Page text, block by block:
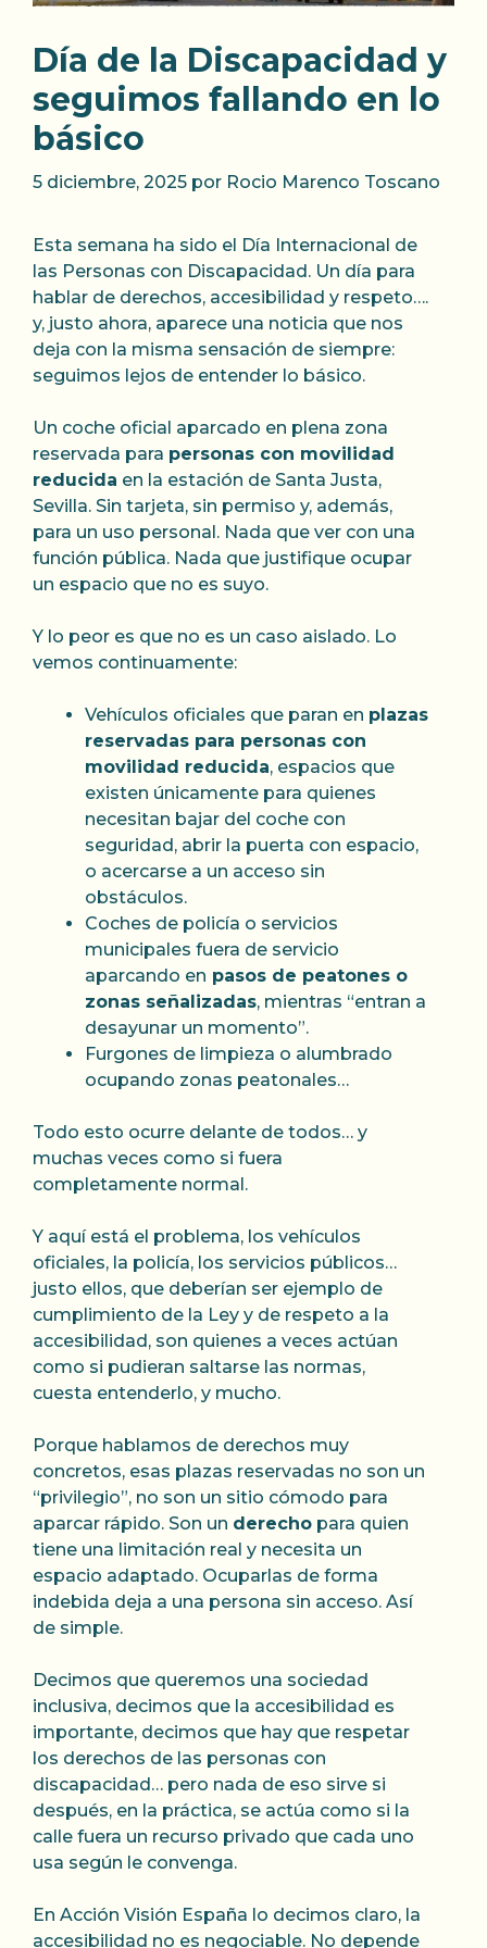
Día de la Discapacidad y
seguimos fallando en lo
básico
5 diciembre, 2025 por Rocio Marenco Toscano
Esta semana ha sido el Día Internacional de
las Personas con Discapacidad. Un día para
hablar de derechos, accesibilidad y respeto….
y, justo ahora, aparece una noticia que nos
deja con la misma sensación de siempre:
seguimos lejos de entender lo básico.
Un coche oficial aparcado en plena zona
reservada para personas con movilidad
reducida en la estación de Santa Justa,
Sevilla. Sin tarjeta, sin permiso y, además,
para un uso personal. Nada que ver con una
función pública. Nada que justifique ocupar
un espacio que no es suyo.
Y lo peor es que no es un caso aislado. Lo
vemos continuamente:
Vehículos oficiales que paran en plazas
reservadas para personas con
movilidad reducida, espacios que
existen únicamente para quienes
necesitan bajar del coche con
seguridad, abrir la puerta con espacio,
o acercarse a un acceso sin
obstáculos.
Coches de policía o servicios
municipales fuera de servicio
aparcando en pasos de peatones o
zonas señalizadas, mientras “entran a
desayunar un momento”.
Furgones de limpieza o alumbrado
ocupando zonas peatonales…
Todo esto ocurre delante de todos… y
muchas veces como si fuera
completamente normal.
Y aquí está el problema, los vehículos
oficiales, la policía, los servicios públicos…
justo ellos, que deberían ser ejemplo de
cumplimiento de la Ley y de respeto a la
accesibilidad, son quienes a veces actúan
como si pudieran saltarse las normas,
cuesta entenderlo, y mucho.
Porque hablamos de derechos muy
concretos, esas plazas reservadas no son un
“privilegio”, no son un sitio cómodo para
aparcar rápido. Son un derecho para quien
tiene una limitación real y necesita un
espacio adaptado. Ocuparlas de forma
indebida deja a una persona sin acceso. Así
de simple.
Decimos que queremos una sociedad
inclusiva, decimos que la accesibilidad es
importante, decimos que hay que respetar
los derechos de las personas con
discapacidad… pero nada de eso sirve si
después, en la práctica, se actúa como si la
calle fuera un recurso privado que cada uno
usa según le convenga.
En Acción Visión España lo decimos claro, la
accesibilidad no es negociable. No depende